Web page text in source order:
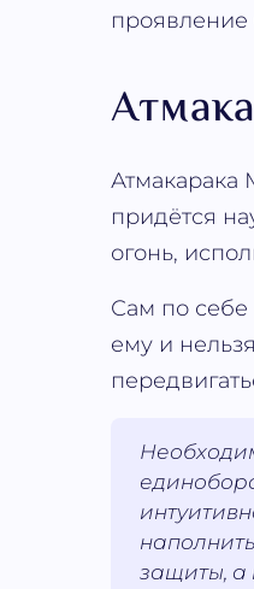
проявление
Атмакарака
придётся
огонь,
Сам по себе
ему и
защиты, а